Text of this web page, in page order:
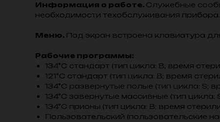
Информация о работе. Служебные
необходимости техобслуживания прибора.
Меню. Под экран встроена клавиатура
Рабочие программы:
134°С стандарт (тип цикла: В; время
121°С стандарт (тип цикла: В; время
134°С развернутые полые (тип цикла: S;
134°С завернутые массивные (тип
134°С прионы (тип цикла: В; время
Пользовательский (пользовательские